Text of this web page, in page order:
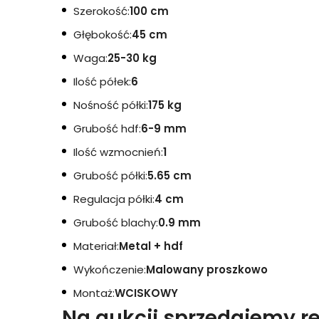
Szerokość:100 cm
Głębokość:45 cm
Waga:25-30 kg
Ilość półek:6
Nośność półki:175 kg
Grubość hdf:6-9 mm
Ilość wzmocnień:1
Grubość półki:5.65 cm
Regulacja półki:4 cm
Grubość blachy:0.9 mm
Materiał:Metal + hdf
Wykończenie:Malowany proszkowo
Montaż:WCISKOWY